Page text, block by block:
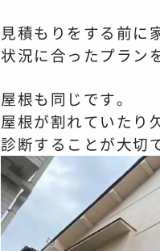
見積もりをする前に
状況に合ったプラン
屋根も同じです。
屋根が割れていたり
診断することが大切